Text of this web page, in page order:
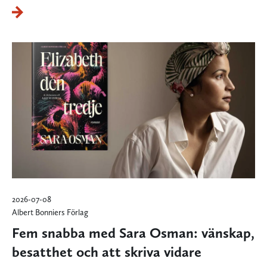
2026-07-08
Albert Bonniers Förlag
Fem snabba med Sara Osman: vänskap,
besatthet och att skriva vidare